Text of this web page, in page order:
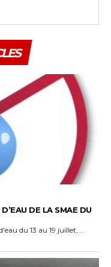
DE LA SMAE DU
du 13 au 19 juillet,...